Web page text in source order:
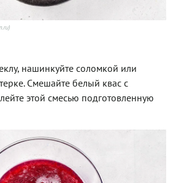
нашинкуйте соломкой или
Смешайте белый квас с
этой смесью подготовленную